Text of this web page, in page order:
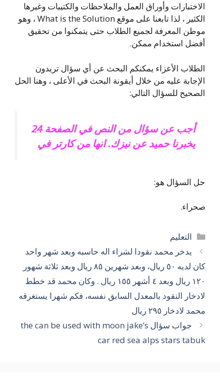
الاختبارات وأوراق العمل والملاحظات والكتيبات وغيرها
الكثير ، لذا تابعنا على موقع What is the Solution ، وهو
موطن المعرفة لجميع الطلاب حتى يتمكنوا من تحقيق
أفضل استخدام ممكن.
الطلاب الأعزاء يمكنكم البحث عن أي سؤال تريدون
الإجابة عليه من خلال أيقونة البحث في الأعلى ، وهنا الحل
الصحيح للسؤال التالي:
أجب عن سؤال من النص في الصفحة 24
يخبرنا حميد عن نيزك. انها من كارتر في
حل السؤال هو:
صحراء.
التصنيفات
التعليم
يدخر محمد نقودا لشراء اله حاسبه وبعد شهر واحد
كان لديه ٥٠ ريال، وبعد شهرين ٨٥ ريال وبعد ثلاثة شهور
١٢٠ ريال وبعد ٤ أشهر ١٥٥ ريال . وكان محمد قد خطط
لادخار النقود بالمعدل السابق نفسه، فكم شهرا يستغرقه
محمد لادخار ٢٩٥ ريال
جواب سؤال the can be used with moon jake’s
car red sea alps stars tabuk